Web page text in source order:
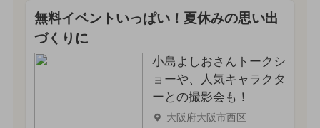
無料イベントいっぱい！夏休みの思い出
づくりに
小島よしおさんトークシ
ョーや、人気キャラクタ
ーとの撮影会も！
大阪府大阪市西区